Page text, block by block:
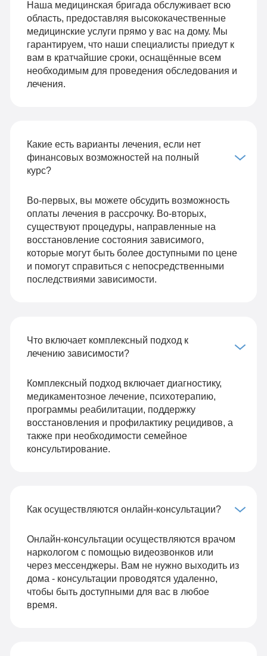
Наша медицинская бригада обслуживает всю
область, предоставляя высококачественные
медицинские услуги прямо у вас на дому. Мы
гарантируем, что наши специалисты приедут к
вам в кратчайшие сроки, оснащённые всем
необходимым для проведения обследования и
лечения.
Какие есть варианты лечения, если нет
финансовых возможностей на полный
курс?
Во-первых, вы можете обсудить возможность
оплаты лечения в рассрочку. Во-вторых,
существуют процедуры, направленные на
восстановление состояния зависимого,
которые могут быть более доступными по цене
и помогут справиться с непосредственными
последствиями зависимости.
Что включает комплексный подход к
лечению зависимости?
Комплексный подход включает диагностику,
медикаментозное лечение, психотерапию,
программы реабилитации, поддержку
восстановления и профилактику рецидивов, а
также при необходимости семейное
консультирование.
Как осуществляются онлайн-консультации?
Онлайн-консультации осуществляются врачом
наркологом с помощью видеозвонков или
через мессенджеры. Вам не нужно выходить из
дома - консультации проводятся удаленно,
чтобы быть доступными для вас в любое
время.